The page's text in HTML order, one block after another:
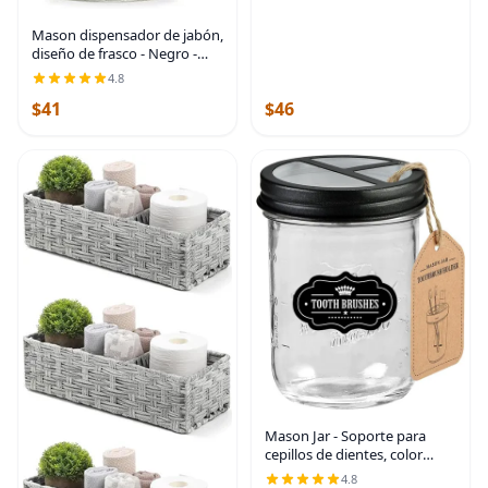
Mason dispensador de jabón,
diseño de frasco - Negro -
Con frasco de 16 onzas -
Hecho de acero inoxidable
antioxidante
4.8
$41 $46
Mason Jar - Soporte para
cepillos de dientes, color
negro con tarro Mason de 16
4.8